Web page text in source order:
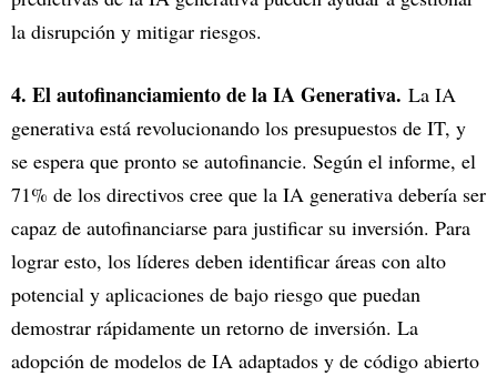
la disrupción y mitigar riesgos.
4. El autofinanciamiento de la IA Generativa. La IA
generativa está revolucionando los presupuestos de IT, y
se espera que pronto se autofinancie. Según el informe, el
71% de los directivos cree que la IA generativa debería ser
capaz de autofinanciarse para justificar su inversión. Para
lograr esto, los líderes deben identificar áreas con alto
potencial y aplicaciones de bajo riesgo que puedan
demostrar rápidamente un retorno de inversión. La
adopción de modelos de IA adaptados y de código abierto